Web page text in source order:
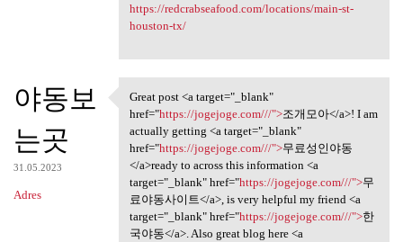
z
e
https://redcrabseafood.com/locations/main-st-
houston-tx/
야동보
는곳
31.05.2023
Adres
Great post <a target="_blank"
Great post <a target="_blank"
href="https://jogejoge.com///">조개모아</a>! I am
actually getting <a target="_blank"
href="https://jogejoge.com///">무료성인야동
</a>ready to across this information <a
target="_blank" href="https://jogejoge.com///">무
료야동사이트</a>, is very helpful my friend <a
target="_blank" href="https://jogejoge.com///">한
국야동</a>. Also great blog here <a